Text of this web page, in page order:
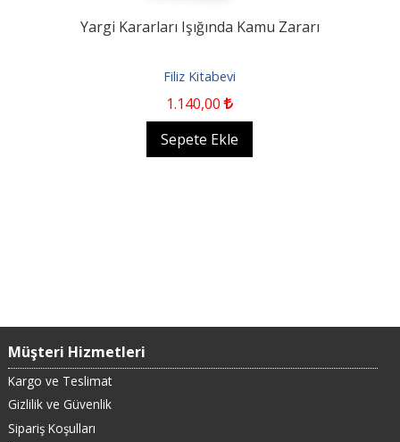
Yargi Kararları Işığında Kamu Zararı
Filiz Kitabevi
1.140,00
Sepete Ekle
Müşteri Hizmetleri
Kargo ve Teslimat
Gizlilik ve Güvenlik
Sipariş Koşulları